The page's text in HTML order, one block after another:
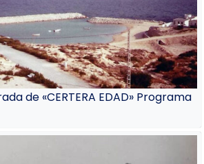
de «CERTERA EDAD» Programa